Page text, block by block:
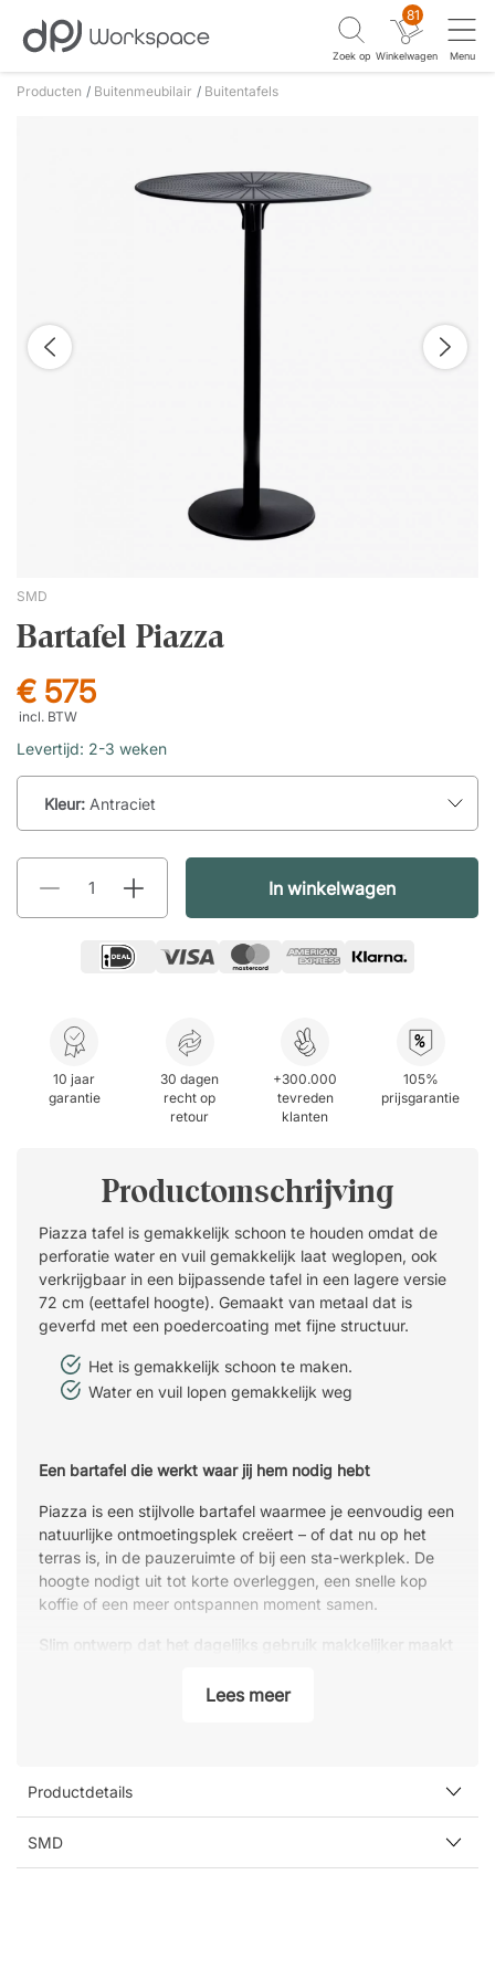
Zoek op
81
Winkelwagen Menu
Producten Buitenmeubilair Buitentafels
SMD
Bartafel Piazza
€ 575
incl. BTW
Levertijd: 2-3 weken
Kleur: Antraciet
In winkelwagen
10 jaar
garantie
30 dagen
recht op
retour
+300.000
tevreden
klanten
%
105%
prijsgarantie
Productomschrijving
Piazza tafel is gemakkelijk schoon te houden omdat de
perforatie water en vuil gemakkelijk laat weglopen, ook
verkrijgbaar in een bijpassende tafel in een lagere versie
72 cm (eettafel hoogte). Gemaakt van metaal dat is
geverfd met een poedercoating met fijne structuur.
Het is gemakkelijk schoon te maken.
Water en vuil lopen gemakkelijk weg
Een bartafel die werkt waar jij hem nodig hebt
Piazza is een stijlvolle bartafel waarmee je eenvoudig een
natuurlijke ontmoetingsplek creëert – of dat nu op het
terras is, in de pauzeruimte of bij een sta-werkplek. De
hoogte nodigt uit tot korte overleggen, een snelle kop
koffie of een meer ontspannen moment samen.
Het geperforeerde tafelblad is niet alleen een mooi detail
– het zorgt er ook voor dat regenwater en vuil
regenbui.
Eenvoudig schoon te houden
Lees meer
Productdetails
SMD